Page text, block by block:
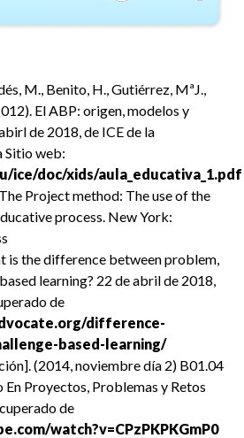
M., Benito, H., Gutiérrez, MªJ.,
El ABP: origen, modelos y
de 2018, de ICE de la
Sitio web:
ice/doc/xids/aula_educativa_1.pdf
Project method: The use of the
process. New York:
is the difference between problem,
learning? 22 de abril de 2018,
de
difference-
based-learning/
(2014, noviembre día 2) B01.04
En Proyectos, Problemas y Retos
de
watch?v=CPzPKPKGmP0